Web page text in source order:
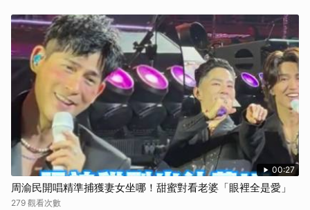
00:27
周渝民開唱精準捕獲妻女坐哪！甜蜜對看老婆「眼裡全是愛」
279 觀看次數